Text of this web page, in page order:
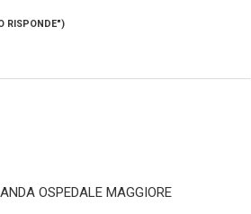
RISPONDE")
OSPEDALE MAGGIORE